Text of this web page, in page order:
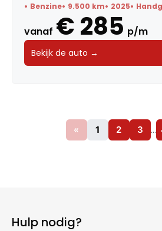
Benzine 9.500 km 2025
vanaf € 285 p/m
Bekijk de auto →
« 1 2 3 …
Hulp nodig?